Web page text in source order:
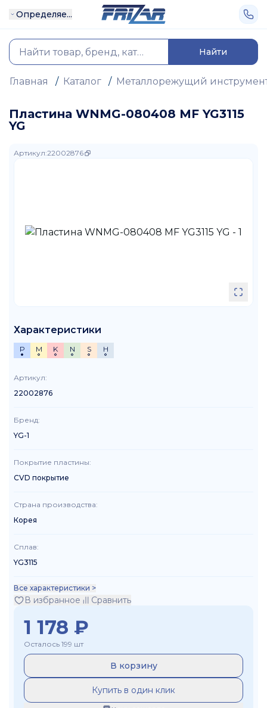
Определяе...
Найти
Главная / Каталог / Металлорежущий
Пластина WNMG-080408 MF YG3115
YG
Артикул:22002876
Характеристики
P M K N S H
Артикул:
22002876
Бренд:
YG-1
Покрытие пластины:
CVD покрытие
Страна производства:
Корея
Сплав:
YG3115
Все характеристики >
В избранное Сравнить
1 178 ₽
Осталось 199 шт
В корзину
Купить в один клик